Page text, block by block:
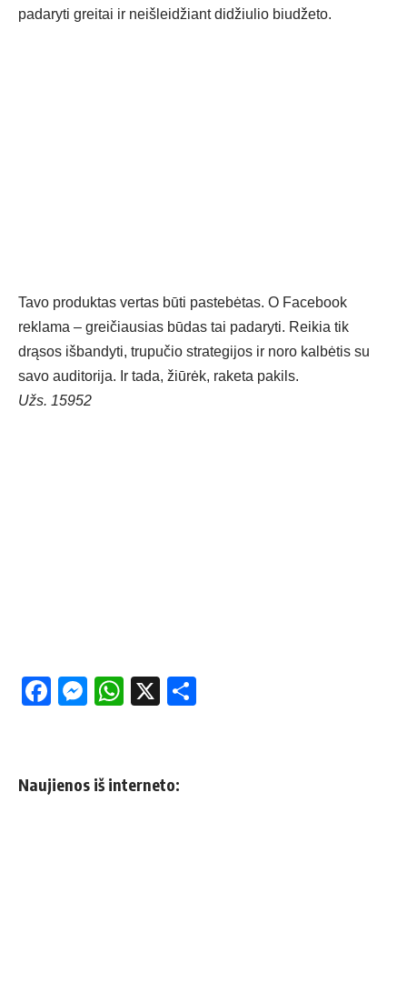
padaryti greitai ir neišleidžiant didžiulio biudžeto.
Tavo produktas vertas būti pastebėtas. O Facebook
reklama – greičiausias būdas tai padaryti. Reikia tik
drąsos išbandyti, trupučio strategijos ir noro kalbėtis su
savo auditorija. Ir tada, žiūrėk, raketa pakils.
Užs. 15952
Facebook
Messenger
WhatsApp
X
Naujienos iš interneto: